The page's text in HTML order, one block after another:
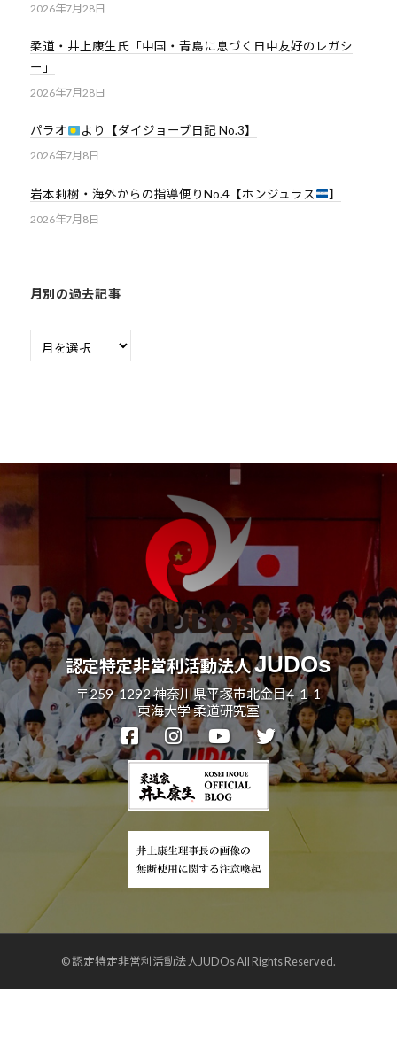
2026年7月28日
柔道・井上康生氏「中国・青島に息づく日中友好のレガシ
ー」
2026年7月28日
パラオ より【ダイジョーブ日記 No.3】
2026年7月8日
岩本莉樹・海外からの指導便りNo.4【ホンジュラス 】
2026年7月8日
月別の過去記事
月
認定特定非営利活動法人JUDOs
〒259-1292 神奈川県平塚市北金目4-1-1
東海大学 柔道研究室
© 認定特定非営利活動法人JUDOs All Rights Reserved.